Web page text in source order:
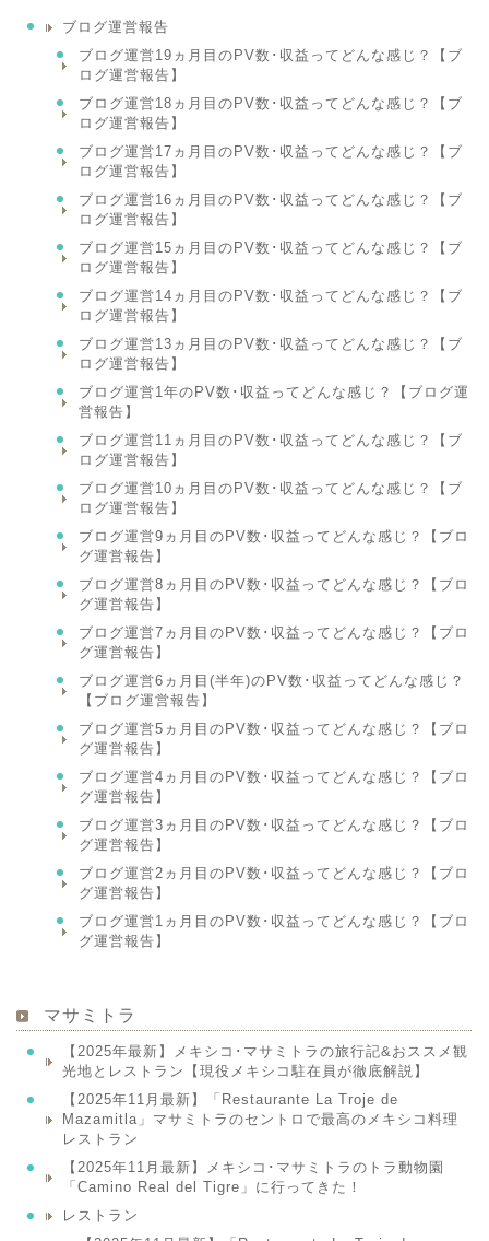
ブログ運営報告
ブログ運営19ヵ月目のPV数･収益ってどんな感じ？【ブ
ログ運営報告】
ブログ運営18ヵ月目のPV数･収益ってどんな感じ？【ブ
ログ運営報告】
ブログ運営17ヵ月目のPV数･収益ってどんな感じ？【ブ
ログ運営報告】
ブログ運営16ヵ月目のPV数･収益ってどんな感じ？【ブ
ログ運営報告】
ブログ運営15ヵ月目のPV数･収益ってどんな感じ？【ブ
ログ運営報告】
ブログ運営14ヵ月目のPV数･収益ってどんな感じ？【ブ
ログ運営報告】
ブログ運営13ヵ月目のPV数･収益ってどんな感じ？【ブ
ログ運営報告】
ブログ運営1年のPV数･収益ってどんな感じ？【ブログ運
営報告】
ブログ運営11ヵ月目のPV数･収益ってどんな感じ？【ブ
ログ運営報告】
ブログ運営10ヵ月目のPV数･収益ってどんな感じ？【ブ
ログ運営報告】
ブログ運営9ヵ月目のPV数･収益ってどんな感じ？【ブロ
グ運営報告】
ブログ運営8ヵ月目のPV数･収益ってどんな感じ？【ブロ
グ運営報告】
ブログ運営7ヵ月目のPV数･収益ってどんな感じ？【ブロ
グ運営報告】
ブログ運営6ヵ月目(半年)のPV数･収益ってどんな感じ？
【ブログ運営報告】
ブログ運営5ヵ月目のPV数･収益ってどんな感じ？【ブロ
グ運営報告】
ブログ運営4ヵ月目のPV数･収益ってどんな感じ？【ブロ
グ運営報告】
ブログ運営3ヵ月目のPV数･収益ってどんな感じ？【ブロ
グ運営報告】
ブログ運営2ヵ月目のPV数･収益ってどんな感じ？【ブロ
グ運営報告】
ブログ運営1ヵ月目のPV数･収益ってどんな感じ？【ブロ
グ運営報告】
マサミトラ
【2025年最新】メキシコ･マサミトラの旅行記&おススメ観
光地とレストラン【現役メキシコ駐在員が徹底解説】
【2025年11月最新】「Restaurante La Troje de
Mazamitla」マサミトラのセントロで最高のメキシコ料理
レストラン
【2025年11月最新】メキシコ･マサミトラのトラ動物園
「Camino Real del Tigre」に行ってきた！
レストラン